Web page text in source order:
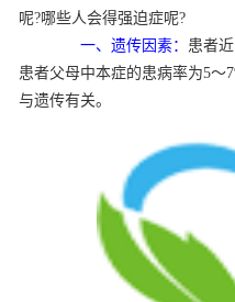
呢?哪些人会得强迫症呢?
一、遗传因素： 患者
患者父母中本症的患病率为5～
与遗传有关。